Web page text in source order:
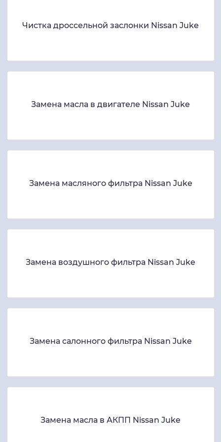
Чистка дроссельной заслонки Nissan Juke
Замена масла в двигателе Nissan Juke
Замена масляного фильтра Nissan Juke
Замена воздушного фильтра Nissan Juke
Замена салонного фильтра Nissan Juke
Замена масла в АКПП Nissan Juke